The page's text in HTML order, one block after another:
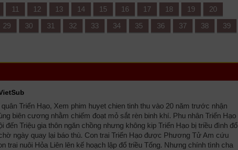
11 12 13 14 15 16 17 18 19
20
29 30 31 32 33 34 35 36 37 38
39
Triển Hạo, Xem phim huyet chien tinh thu vào 20 năm trước nhận
biên cương nhằm chiếm đoạt mỏ sắt rèn binh khí. Phu nhân Triển Hạo
Triệu gia thôn ngăn chồng nhưng không kip Triển Hạo bị triều đình đổ
ngày quay lại báo thù. Con trai Triển Hạo được Phương Tử Am cứu
trai nuôi Hỏa Liên lên kế hoạch lập đổ triều Tống. Nhưng chính tình cha